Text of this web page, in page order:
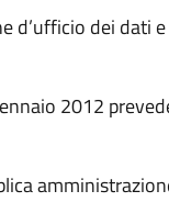
d’ufficio dei dati
2012